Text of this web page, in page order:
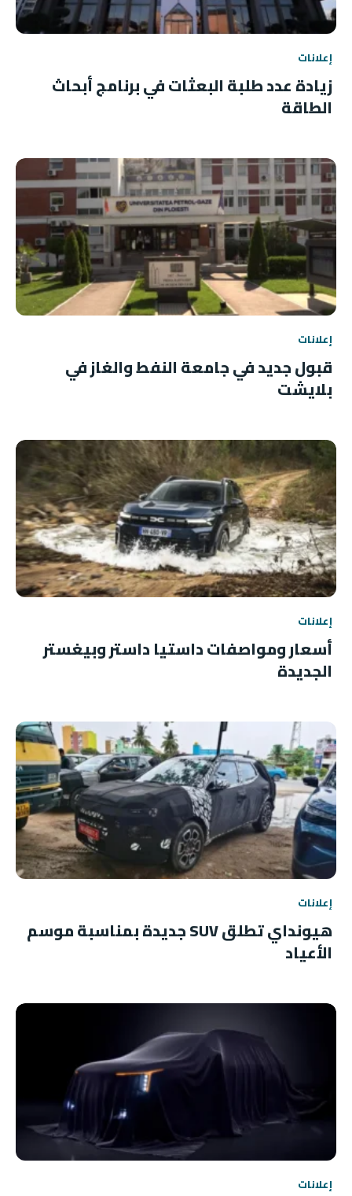
إعلانات
زيادة عدد طلبة البعثات في برنامج أبحاث
الطاقة
إعلانات
قبول جديد في جامعة النفط والغاز في
بلايشت
إعلانات
أسعار ومواصفات داستيا داستر وبيغستر
الجديدة
إعلانات
هيونداي تطلق SUV جديدة بمناسبة موسم
الأعياد
إعلانات